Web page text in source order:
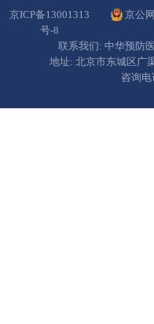
京ICP备13001313
号-8
京公
联系我们: 中华预防
地址: 北京市东城区广
咨询电